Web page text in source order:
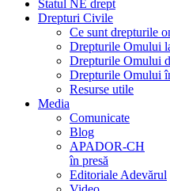
Statul NE drept
Drepturi Civile
Ce sunt drepturile
Drepturile Omului
Drepturile Omului
Drepturile Omului
Resurse utile
Media
Comunicate
Blog
APADOR-CH
în presă
Editoriale Adevărul